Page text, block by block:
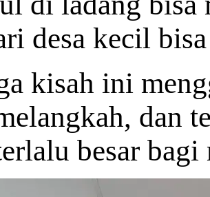
desa kecil
kisah ini
dan
besar